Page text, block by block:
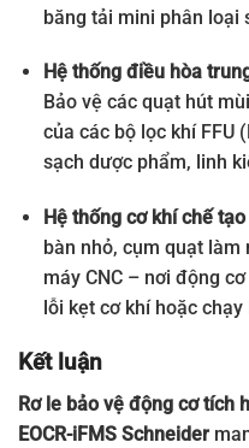
băng tải mini phân loại
Hệ thống điều hòa
Bảo vệ các quạt hút
của các bộ lọc khí FFU
sạch dược phẩm, linh
Hệ thống cơ khí chế
bàn nhỏ, cụm quạt
máy CNC – nơi động
lỗi kẹt cơ khí hoặc
Kết luận
Rơ le bảo vệ động cơ tích
EOCR-iFMS Schneider